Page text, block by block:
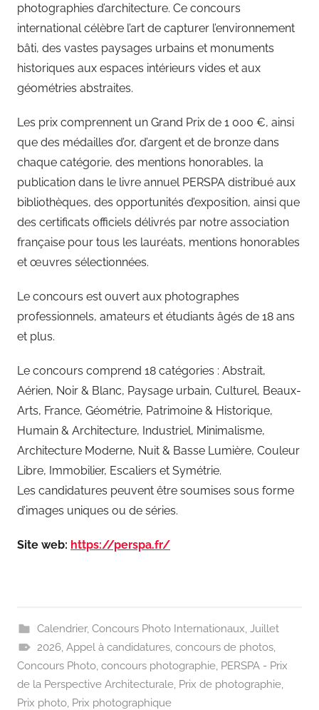
photographies d’architecture. Ce concours
international célèbre l’art de capturer l’environnement
bâti, des vastes paysages urbains et monuments
historiques aux espaces intérieurs vides et aux
géométries abstraites.
Les prix comprennent un Grand Prix de 1 000 €, ainsi
que des médailles d’or, d’argent et de bronze dans
chaque catégorie, des mentions honorables, la
publication dans le livre annuel PERSPA distribué aux
bibliothèques, des opportunités d’exposition, ainsi que
des certificats officiels délivrés par notre association
française pour tous les lauréats, mentions honorables
et œuvres sélectionnées.
Le concours est ouvert aux photographes
professionnels, amateurs et étudiants âgés de 18 ans
et plus.
Le concours comprend 18 catégories : Abstrait,
Aérien, Noir & Blanc, Paysage urbain, Culturel, Beaux-
Arts, France, Géométrie, Patrimoine & Historique,
Humain & Architecture, Industriel, Minimalisme,
Architecture Moderne, Nuit & Basse Lumière, Couleur
Libre, Immobilier, Escaliers et Symétrie.
Les candidatures peuvent être soumises sous forme
d’images uniques ou de séries.
Site web: https://perspa.fr/
Calendrier, Concours Photo Internationaux, Juillet
2026, Appel à candidatures, concours de photos,
Concours Photo, concours photographie, PERSPA - Prix
de la Perspective Architecturale, Prix de photographie,
Prix photo, Prix photographique